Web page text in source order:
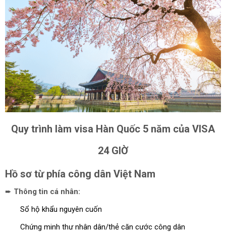
Quy trình làm visa Hàn Quốc 5 năm của VISA
24 GIỜ
Hồ sơ từ phía công dân Việt Nam
➨ Thông tin cá nhân:
Sổ hộ khẩu nguyên cuốn
Chứng minh thư nhân dân/thẻ căn cước công dân